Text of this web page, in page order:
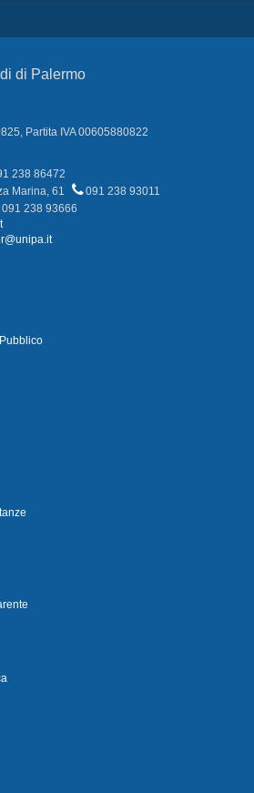
di Palermo
Partita IVA 00605880822
238 86472
Marina, 61
091 238 93011
091 238 93666